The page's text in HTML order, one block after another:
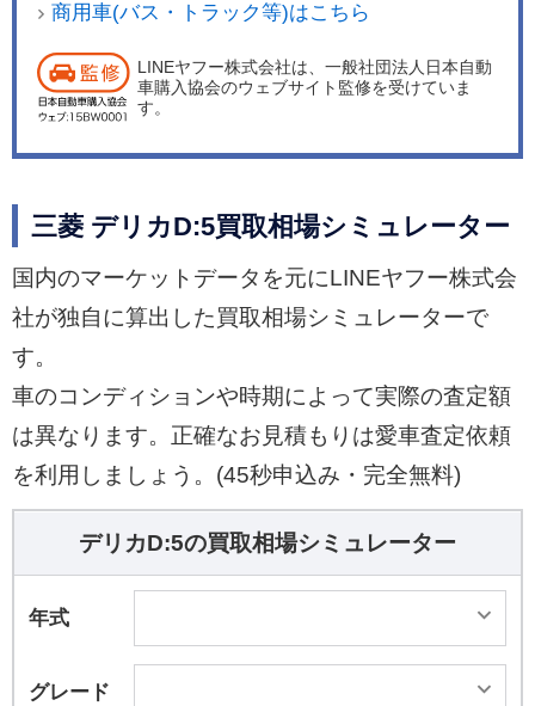
商用車(バス・トラック等)はこちら
LINEヤフー株式会社は、一般社団法人日本自動
車購入協会のウェブサイト監修を受けていま
す。
三菱 デリカD:5買取相場シミュレーター
国内のマーケットデータを元にLINEヤフー株式会
社が独自に算出した買取相場シミュレーターで
す。
車のコンディションや時期によって実際の査定額
は異なります。正確なお見積もりは愛車査定依頼
を利用しましょう。(45秒申込み・完全無料)
デリカD:5の買取相場シミュレーター
年式
グレード